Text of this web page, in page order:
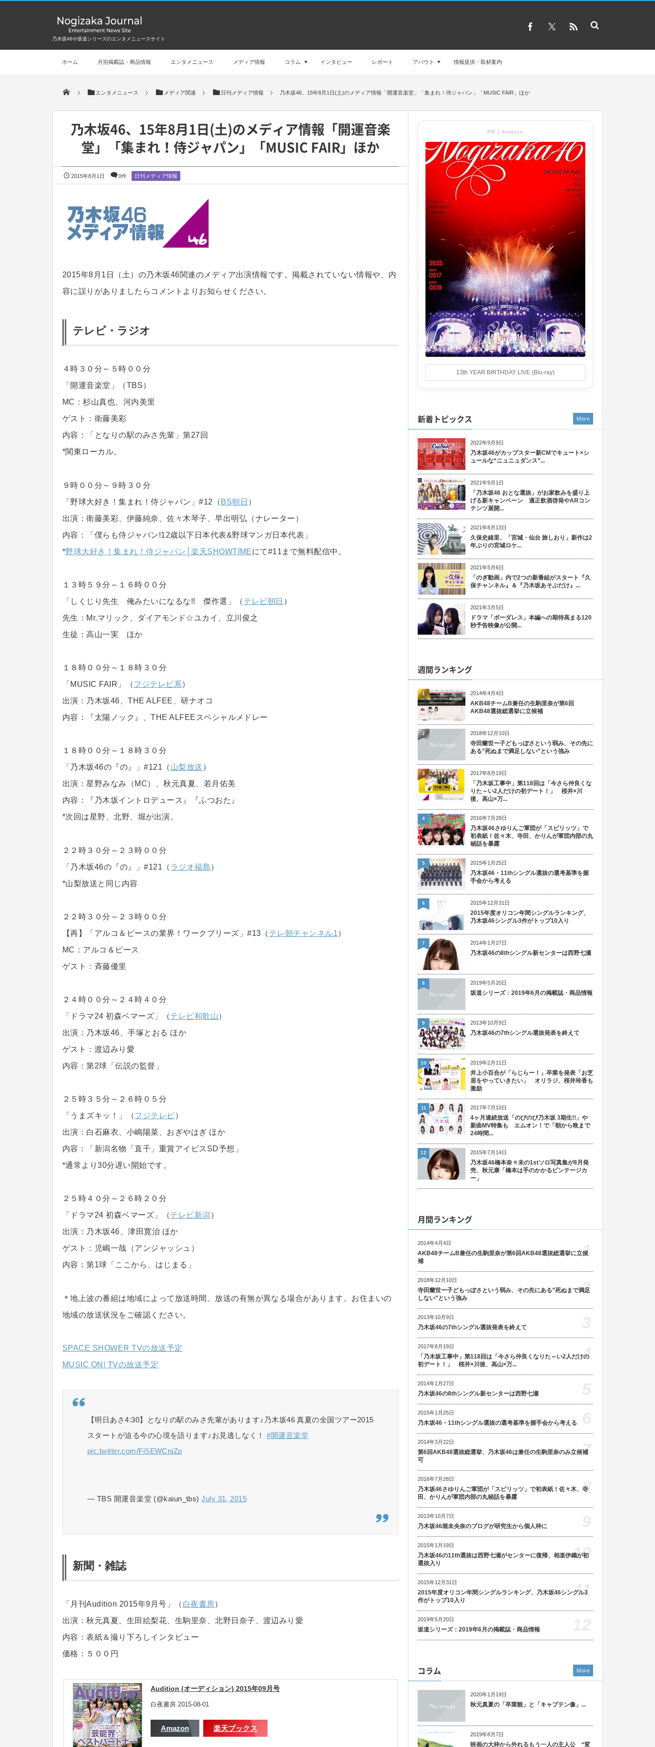
乃木坂46や坂道シリーズのエンタメニュースサイト
ホーム 月別掲載誌・商品情報 エンタメニュース メディア情報 コラム インタビュー レポート アバウト 情報提供・取材案内
エンタメニュース メディア関連 日刊メディア情報 乃木坂46、15年8月1日(土)のメディア情報「開運音楽堂」「集まれ！侍ジャパン」「MUSIC FAIR」ほか
乃木坂46、15年8月1日(土)のメディア情報「開運音楽
堂」「集まれ！侍ジャパン」「MUSIC FAIR」ほか
2015年8月1日 0件 日刊メディア情報
2015年8月1日（土）の乃木坂46関連のメディア出演情報です。掲載されていない情報や、内
容に誤りがありましたらコメントよりお知らせください。
テレビ・ラジオ
４時３０分～５時００分
「開運音楽堂」（TBS）
MC：杉山真也、河内美里
ゲスト：衛藤美彩
内容：「となりの駅のみさ先輩」第27回
*関東ローカル。
９時００分～９時３０分
「野球大好き！集まれ！侍ジャパン」#12（ BS朝日 ）
出演：衛藤美彩、伊藤純奈、佐々木琴子、早出明弘（ナレーター）
内容：「僕らも侍ジャパン!12歳以下日本代表&野球マンガ日本代表」
*野球大好き！集まれ！侍ジャパン│楽天SHOWTIMEにて#11まで無料配信中。
１３時５９分～１６時００分
「しくじり先生 俺みたいになるな!! 傑作選」（ テレビ朝日 ）
先生：Mr.マリック、ダイアモンド☆ユカイ、立川俊之
生徒：高山一実 ほか
１８時００分～１８時３０分
「MUSIC FAIR」（フジテレビ系）
出演：乃木坂46、THE ALFEE、研ナオコ
内容：『太陽ノック』、THE ALFEEスペシャルメドレー
１８時００分～１８時３０分
「乃木坂46の『の』」#121（ 山梨放送 ）
出演：星野みなみ（MC）、秋元真夏、若月佑美
内容：『乃木坂イントロデュース』『ふつおた』
*次回は星野、北野、堀が出演。
２２時３０分～２３時００分
「乃木坂46の『の』」#121（ ラジオ福島）
*山梨放送と同じ内容
２２時３０分～２３時００分
【再】「アルコ＆ピースの業界！ワークプリーズ」#13（ テレ朝チャンネル1）
MC：アルコ＆ピース
ゲスト：斉藤優里
２４時００分～２４時４０分
「ドラマ24 初森ベマーズ」（テレビ和歌山）
出演：乃木坂46、手塚とおる ほか
ゲスト：渡辺みり愛
内容：第2球「伝説の監督」
２５時３５分～２６時０５分
「うまズキッ！」（フジテレビ）
出演：白石麻衣、小嶋陽菜、おぎやはぎ ほか
内容：「新潟名物「直千」重賞アイビスSD予想」
*通常より30分遅い開始です。
２５時４０分～２６時２０分
「ドラマ24 初森ベマーズ」（テレビ新潟 ）
出演：乃木坂46、津田寛治 ほか
ゲスト：児嶋一哉（アンジャッシュ）
内容：第1球「ここから、はじまる」
＊地上波の番組は地域によって放送時間、放送の有無が異なる場合があります。お住まいの
地域の放送状況をご確認ください。
SPACE SHOWER TVの放送予定
MUSIC ON! TVの放送予定
【明日あさ4:30】となりの駅のみさ先輩があります♪乃木坂46 真夏の全国ツアー2015
スタートが迫る今の心境を語ります♪お見逃しなく！#開運音楽堂
pic.twitter.com/FjSEWCnjZp
— TBS 開運音楽堂 (@kaiun_tbs)July 31, 2015
新聞・雑誌
「月刊Audition 2015年9月号」（ 白夜書房）
出演：秋元真夏、生田絵梨花、生駒里奈、北野日奈子、渡辺みり愛
内容：表紙＆撮り下ろしインタビュー
価格：５００円
Audition (オーディション) 2015年09月号
白夜書房 2015-08-01
Amazon 楽天ブックス
PR │ Amazon
13th YEAR BIRTHDAY LIVE (Blu-ray)
新着トピックス
2022年9月9日
乃木坂46がカップスター新CMでキュート×シ
ュールな“ニュニュダンス”...
2021年9月1日
「乃木坂46 おとな選抜」がお家飲みを盛り上
げる新キャンペーン 適正飲酒啓発やARコン
テンツ展開...
2021年8月13日
久保史緒里、「宮城・仙台 旅しおり」新作は2
年ぶりの宮城ロケ...
2021年5月6日
「のぎ動画」内で2つの新番組がスタート『久
保チャンネル』＆『乃木坂あそぶだけ』...
2021年3月5日
ドラマ「ボーダレス」本編への期待高まる120
秒予告映像が公開...
More
週間ランキング
2014年4月4日
AKB48チームB兼任の生駒里奈が第6回
AKB48選抜総選挙に立候補
1
2018年12月10日
寺田蘭世ー子どもっぽさという弱み、その先に
ある”死ぬまで満足しない”という強み
2
2017年8月19日
「乃木坂工事中」第118回は「今さら仲良くな
りた～い2人だけの初デート！」 桜井×川
後、高山×万...
3
2016年7月28日
乃木坂46さゆりんご軍団が「スピリッツ」で
初表紙！佐々木、寺田、かりんが軍団内部の丸
秘話を暴露
4
2015年1月25日
乃木坂46・11thシングル選抜の選考基準を握
手会から考える
5
2015年12月31日
2015年度オリコン年間シングルランキング、
乃木坂46シングル3作がトップ10入り
6
2014年1月27日
乃木坂46の8thシングル新センターは西野七瀬
7
2019年5月20日
坂道シリーズ：2019年6月の掲載誌・商品情報
8
2013年10月9日
乃木坂46の7thシングル選抜発表を終えて
9
2019年2月11日
井上小百合が「らじらー！」卒業を発表「お芝
居をやっていきたい」 オリラジ、桜井玲香も
激励
10
2017年7月10日
4ヶ月連続放送「のびのび乃木坂 3期生!!」や
新曲MV特集も エムオン！で「朝から晩まで
24時間...
11
2015年7月14日
乃木坂46橋本奈々未の1stソロ写真集が8月発
売、秋元康「橋本は手のかかるビンテージカ
ー」
12
月間ランキング
2014年4月4日
AKB48チームB兼任の生駒里奈が第6回AKB48選抜総選挙に立候
補
1
2018年12月10日
寺田蘭世ー子どもっぽさという弱み、その先にある”死ぬまで満足
しない”という強み
2
2013年10月9日
乃木坂46の7thシングル選抜発表を終えて
2017年8月19日
「乃木坂工事中」第118回は「今さら仲良くなりた～い2人だけの
初デート！」 桜井×川後、高山×万...
4
2014年1月27日
乃木坂46の8thシングル新センターは西野七瀬
2015年1月25日
乃木坂46・11thシングル選抜の選考基準を握手会から考える
2014年3月22日
第6回AKB48選抜総選挙、乃木坂46は兼任の生駒里奈のみ立候補
可
7
2016年7月28日
乃木坂46さゆりんご軍団が「スピリッツ」で初表紙！佐々木、寺
田、かりんが軍団内部の丸秘話を暴露
8
2013年10月7日
乃木坂46堀未央奈のブログが研究生から個人枠に
2015年1月19日
乃木坂46の11th選抜は西野七瀬がセンターに復帰、相楽伊織が初
選抜入り
10
2015年12月31日
2015年度オリコン年間シングルランキング、乃木坂46シングル3
作がトップ10入り
11
2019年5月20日
坂道シリーズ：2019年6月の掲載誌・商品情報
コラム
2020年1月19日
秋元真夏の「卒業観」と「キャプテン像」...
2019年8月7日
映画の大枠から外れるもう一人の主人公 “変
More